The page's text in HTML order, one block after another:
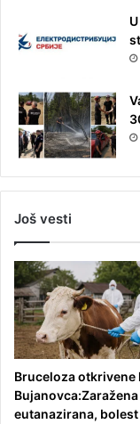
Još vesti
Bruceloza otkrivene
eutanazirana,